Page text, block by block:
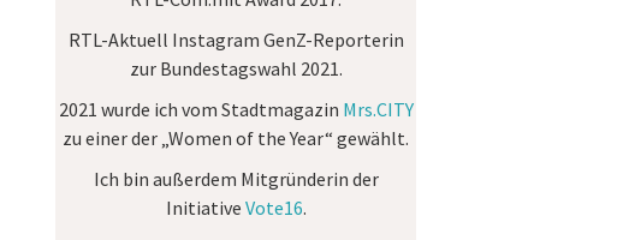
RTL-Aktuell Instagram GenZ-Reporterin
zur Bundestagswahl 2021.
2021 wurde ich vom Stadtmagazin Mrs.CITY
zu einer der „Women of the Year“ gewählt.
Ich bin außerdem Mitgründerin der
Initiative Vote16.